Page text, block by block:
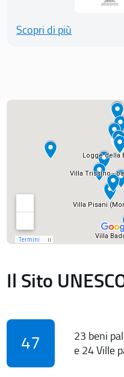
Scopri di più
Il Sito
47
23 beni
e 24 Ville